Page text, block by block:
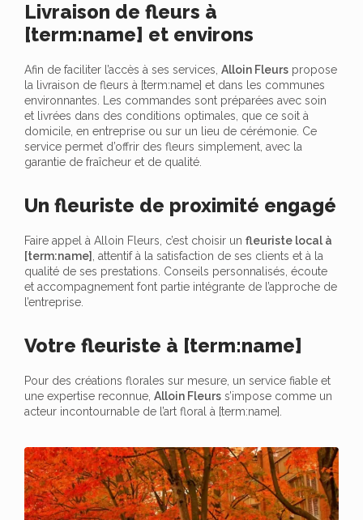
Livraison de fleurs à
[term:name] et environs
Afin de faciliter l’accès à ses services, Alloin Fleurs propose
la livraison de fleurs à [term:name] et dans les communes
environnantes. Les commandes sont préparées avec soin
et livrées dans des conditions optimales, que ce soit à
domicile, en entreprise ou sur un lieu de cérémonie. Ce
service permet d’offrir des fleurs simplement, avec la
garantie de fraîcheur et de qualité.
Un fleuriste de proximité engagé
Faire appel à Alloin Fleurs, c’est choisir un fleuriste local à
[term:name]
, attentif à la satisfaction de ses clients et à la
qualité de ses prestations. Conseils personnalisés, écoute
et accompagnement font partie intégrante de l’approche de
l’entreprise.
Votre fleuriste à [term:name]
Pour des créations florales sur mesure, un service fiable et
une expertise reconnue, Alloin Fleurs s’impose comme un
acteur incontournable de l’art floral à [term:name].